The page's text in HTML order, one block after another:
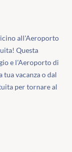
all'Aeroporto
Questa
e l'Aeroporto di
vacanza o dal
per tornare al